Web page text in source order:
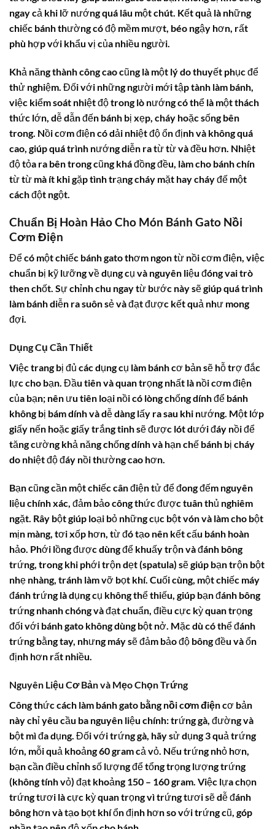
ngay cả khi lỡ nướng quá lâu một chút. Kết quả là những
chiếc bánh thường có độ mềm mượt, béo ngậy hơn, rất
phù hợp với khẩu vị của nhiều người.
Khả năng thành công cao cũng là một lý do thuyết phục để
thử nghiệm. Đối với những người mới tập tành làm bánh,
việc kiểm soát nhiệt độ trong lò nướng có thể là một thách
thức lớn, dễ dẫn đến bánh bị xẹp, cháy hoặc sống bên
trong. Nồi cơm điện có dải nhiệt độ ổn định và không quá
cao, giúp quá trình nướng diễn ra từ từ và đều hơn. Nhiệt
độ tỏa ra bên trong cũng khá đồng đều, làm cho bánh chín
từ từ mà ít khi gặp tình trạng cháy mặt hay cháy đế một
cách đột ngột.
Chuẩn Bị Hoàn Hảo Cho Món Bánh Gato Nồi
Cơm Điện
Để có một chiếc bánh gato thơm ngon từ nồi cơm điện, việc
chuẩn bị kỹ lưỡng về dụng cụ và nguyên liệu đóng vai trò
then chốt. Sự chỉnh chu ngay từ bước này sẽ giúp quá trình
làm bánh diễn ra suôn sẻ và đạt được kết quả như mong
đợi.
Dụng Cụ Cần Thiết
Việc trang bị đủ các dụng cụ làm bánh cơ bản sẽ hỗ trợ đắc
lực cho bạn. Đầu tiên và quan trọng nhất là nồi cơm điện
của bạn; nên ưu tiên loại nồi có lòng chống dính để bánh
không bị bám dính và dễ dàng lấy ra sau khi nướng. Một lớp
giấy nến hoặc giấy trắng tinh sẽ được lót dưới đáy nồi để
tăng cường khả năng chống dính và hạn chế bánh bị cháy
do nhiệt độ đáy nồi thường cao hơn.
Bạn cũng cần một chiếc cân điện tử để đong đếm nguyên
liệu chính xác, đảm bảo công thức được tuân thủ nghiêm
ngặt. Rây bột giúp loại bỏ những cục bột vón và làm cho bột
mịn màng, tơi xốp hơn, từ đó tạo nên kết cấu bánh hoàn
hảo. Phới lồng được dùng để khuấy trộn và đánh bông
trứng, trong khi phới trộn dẹt (spatula) sẽ giúp bạn trộn bột
nhẹ nhàng, tránh làm vỡ bọt khí. Cuối cùng, một chiếc máy
đánh trứng là dụng cụ không thể thiếu, giúp bạn đánh bông
trứng nhanh chóng và đạt chuẩn, điều cực kỳ quan trọng
đối với bánh gato không dùng bột nở. Mặc dù có thể đánh
trứng bằng tay, nhưng máy sẽ đảm bảo độ bông đều và ổn
định hơn rất nhiều.
Nguyên Liệu Cơ Bản và Mẹo Chọn Trứng
Công thứccách làm bánh gato bằng nồi cơm điệncơ bản
này chỉ yêu cầu ba nguyên liệu chính: trứng gà, đường và
bột mì đa dụng. Đối với trứng gà, hãy sử dụng 3 quả trứng
lớn, mỗi quả khoảng 60 gram cả vỏ. Nếu trứng nhỏ hơn,
bạn cần điều chỉnh số lượng để tổng trọng lượng trứng
(không tính vỏ) đạt khoảng 150 – 160 gram. Việc lựa chọn
trứng tươi là cực kỳ quan trọng vì trứng tươi sẽ dễ đánh
bông hơn và tạo bọt khí ổn định hơn so với trứng cũ, góp